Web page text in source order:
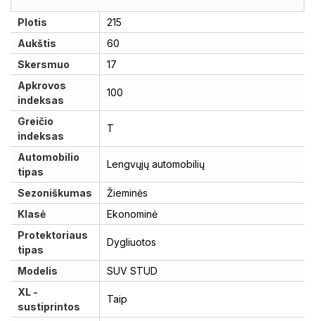
Plotis
215
Aukštis
60
Skersmuo
17
Apkrovos
indeksas
100
Greičio
indeksas
T
Automobilio
tipas
Lengvųjų automobilių
Sezoniškumas
Žieminės
Klasė
Ekonominė
Protektoriaus
tipas
Dygliuotos
Modelis
SUV STUD
XL -
sustiprintos
Taip